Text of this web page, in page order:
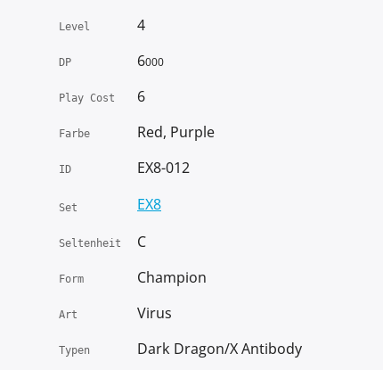
Level 4
DP 6000
Play Cost 6
Farbe Red, Purple
ID EX8-012
Set EX8
Seltenheit C
Form Champion
Art Virus
Typen Dark Dragon/X Antibody